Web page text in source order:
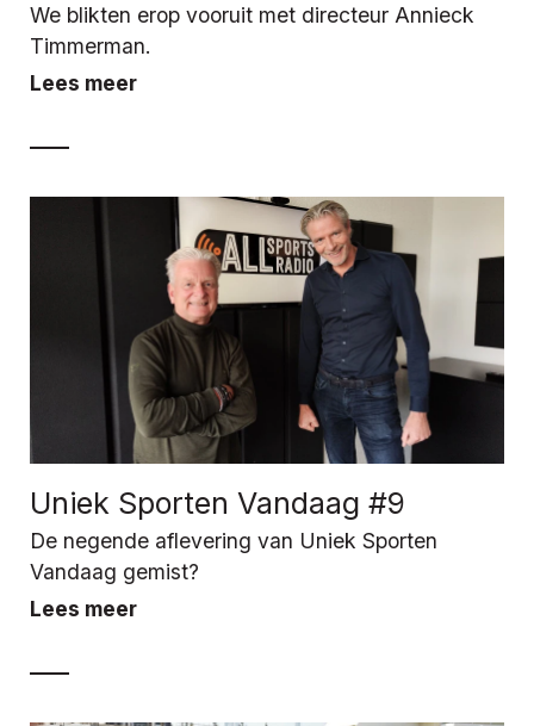
We blikten erop vooruit met directeur Annieck
Timmerman.
Lees meer
Uniek Sporten Vandaag #9
De negende aflevering van Uniek Sporten
Vandaag gemist?
Lees meer